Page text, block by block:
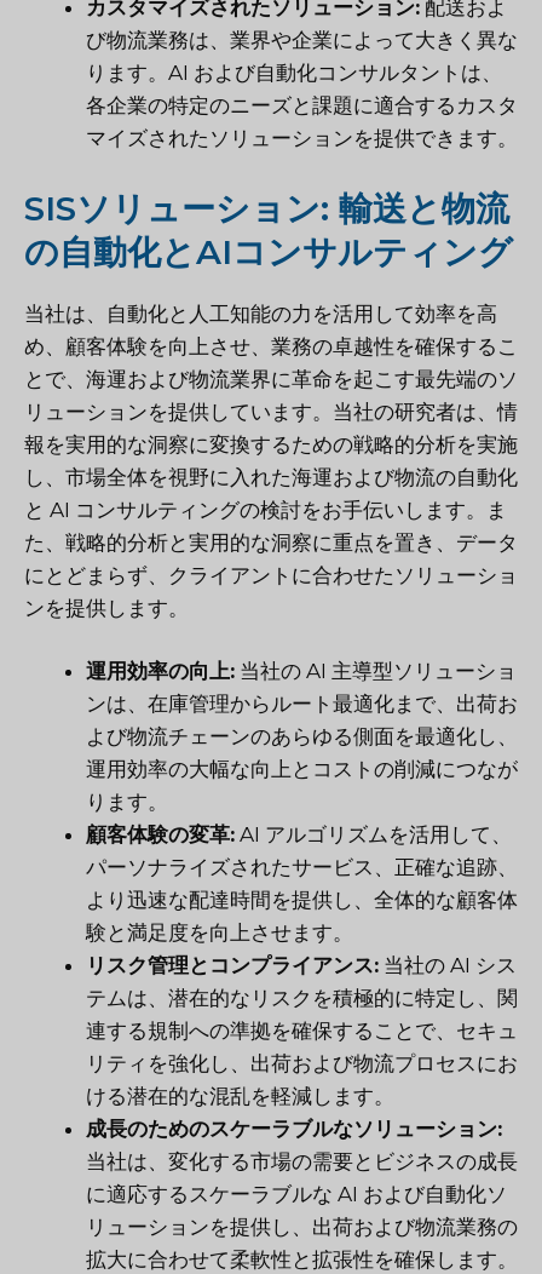
カスタマイズされたソリューション: 配送およ
び物流業務は、業界や企業によって大きく異な
ります。AI および自動化コンサルタントは、
各企業の特定のニーズと課題に適合するカスタ
マイズされたソリューションを提供できます。
SISソリューション: 輸送と物流
の自動化とAIコンサルティング
当社は、自動化と人工知能の力を活用して効率を高
め、顧客体験を向上させ、業務の卓越性を確保するこ
とで、海運および物流業界に革命を起こす最先端のソ
リューションを提供しています。当社の研究者は、情
報を実用的な洞察に変換するための戦略的分析を実施
し、市場全体を視野に入れた海運および物流の自動化
と AI コンサルティングの検討をお手伝いします。ま
た、戦略的分析と実用的な洞察に重点を置き、データ
にとどまらず、クライアントに合わせたソリューショ
ンを提供します。
運用効率の向上: 当社の AI 主導型ソリューショ
ンは、在庫管理からルート最適化まで、出荷お
よび物流チェーンのあらゆる側面を最適化し、
運用効率の大幅な向上とコストの削減につなが
ります。
顧客体験の変革: AI アルゴリズムを活用して、
パーソナライズされたサービス、正確な追跡、
より迅速な配達時間を提供し、全体的な顧客体
験と満足度を向上させます。
リスク管理とコンプライアンス: 当社の AI シス
テムは、潜在的なリスクを積極的に特定し、関
連する規制への準拠を確保することで、セキュ
リティを強化し、出荷および物流プロセスにお
ける潜在的な混乱を軽減します。
成長のためのスケーラブルなソリューション:
当社は、変化する市場の需要とビジネスの成長
に適応するスケーラブルな AI および自動化ソ
リューションを提供し、出荷および物流業務の
拡大に合わせて柔軟性と拡張性を確保します。